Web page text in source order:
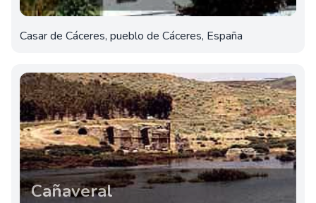
Casar de Cáceres, pueblo de Cáceres, España
Cañaveral